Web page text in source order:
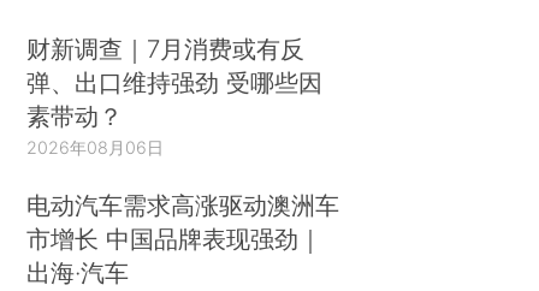
财新调查｜7月消费或有反
弹、出口维持强劲 受哪些因
素带动？
2026年08月06日
电动汽车需求高涨驱动澳洲车
市增长 中国品牌表现强劲｜
出海·汽车